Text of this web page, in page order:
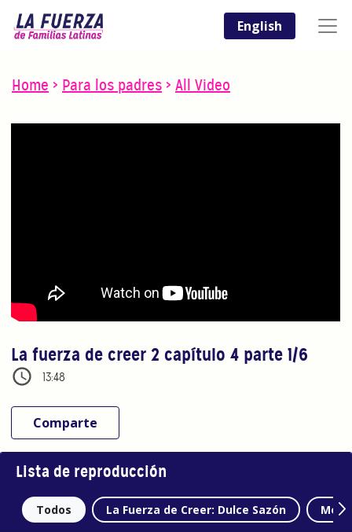
English
Home > Para los padres > All Video
La fuerza de creer 2 capítulo 4 parte 1/6
13:48
Comparte
Lista de reproducción
Todos La Fuerza de Creer: Dulce Sazón